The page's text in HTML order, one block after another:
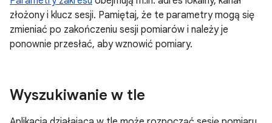
złożony i klucz sesji. Pamiętaj, że te parametry mogą się
zmieniać po zakończeniu sesji pomiarów i należy je
ponownie przesłać, aby wznowić pomiary.
Wyszukiwanie w tle